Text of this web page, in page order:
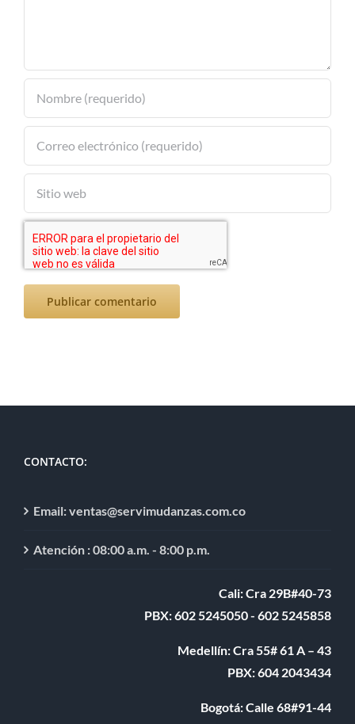
CONTACTO:
Email: ventas@servimudanzas.com.co
Atención : 08:00 a.m. - 8:00 p.m.
Cali: Cra 29B#40-73
PBX: 602 5245050 - 602 5245858
Medellín: Cra 55# 61 A – 43
PBX: 604 2043434
Bogotá: Calle 68#91-44